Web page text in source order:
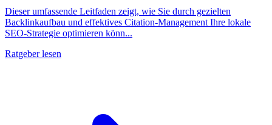
Dieser umfassende Leitfaden zeigt, wie Sie durch gezielten
Backlinkaufbau und effektives Citation-Management Ihre lokale
SEO-Strategie optimieren könn...
Ratgeber lesen